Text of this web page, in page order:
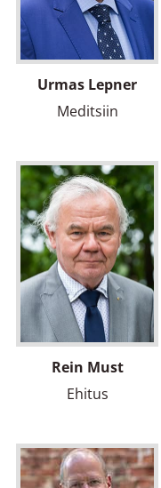
Urmas Lepner
Meditsiin
Rein Must
Ehitus